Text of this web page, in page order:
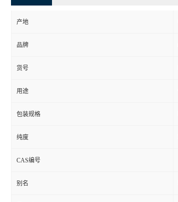
产地
品牌
货号
用途
包装规格
纯度
CAS编号
别名